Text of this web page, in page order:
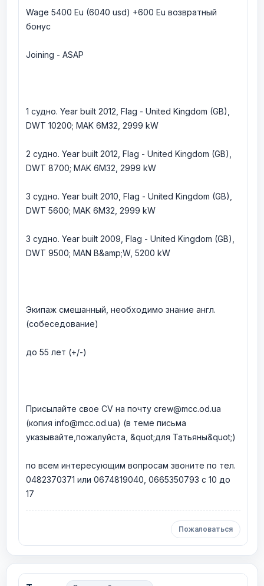
Wage 5400 Eu (6040 usd) +600 Eu возвратный
бонус
Joining - ASAP
1 судно. Year built 2012, Flag - United Kingdom (GB),
DWT 10200; MAK 6M32, 2999 kW
2 судно. Year built 2012, Flag - United Kingdom (GB),
DWT 8700; MAK 6M32, 2999 kW
3 судно. Year built 2010, Flag - United Kingdom (GB),
DWT 5600; MAK 6M32, 2999 kW
3 судно. Year built 2009, Flag - United Kingdom (GB),
DWT 9500; MAN B&amp;W, 5200 kW
Экипаж смешанный, необходимо знание англ.
(собеседование)
до 55 лет (+/-)
Присылайте свое CV на почту crew@mcc.od.ua
(копия info@mcc.od.ua) (в теме письма
указывайте,пожалуйста, &quot;для Татьяны&quot;)
по всем интересующим вопросам звоните по тел.
0482370371 или 0674819040, 0665350793 с 10 до
17
Пожаловаться